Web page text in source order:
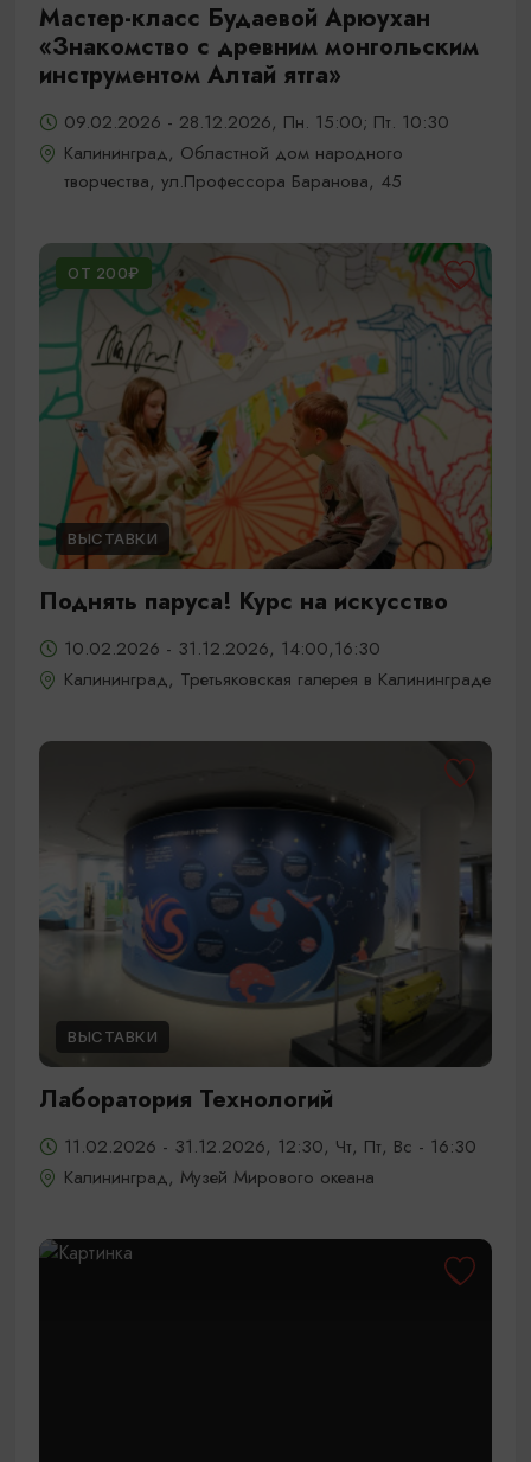
Мастер-класс Будаевой Арюухан
«Знакомство с древним монгольским
инструментом Алтай ятга»
09.02.2026 - 28.12.2026, Пн. 15:00; Пт. 10:30
Калининград, Областной дом народного
творчества, ул.Профессора Баранова, 45
ОТ 200₽
ВЫСТАВКИ
Поднять паруса! Курс на искусство
10.02.2026 - 31.12.2026, 14:00,16:30
Калининград, Третьяковская галерея в Калининграде
ВЫСТАВКИ
Лаборатория Технологий
11.02.2026 - 31.12.2026, 12:30, Чт, Пт, Вс - 16:30
Калининград, Музей Мирового океана